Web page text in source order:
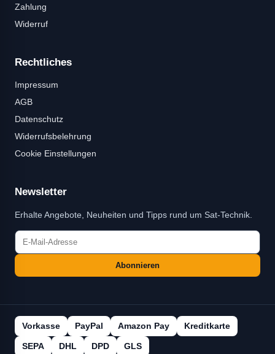
Zahlung
Widerruf
Rechtliches
Impressum
AGB
Datenschutz
Widerrufsbelehrung
Cookie Einstellungen
Newsletter
Erhalte Angebote, Neuheiten und Tipps rund um Sat-Technik.
Abonnieren
Vorkasse PayPal Amazon Pay Kreditkarte
SEPA DHL DPD GLS